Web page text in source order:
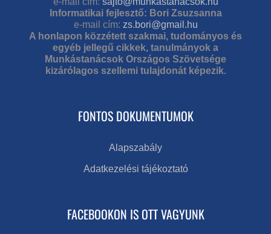
Informatikai fejlesztő: Bori Zsuzsanna
e-mail cím: zs.bori@gmail.hu
A honlapon közzétett szakmai, tudományos és
egyéb jellegű cikkek, tanulmányok a
Munkástanácsok Országos Szövetsége
kizárólagos szellemi tulajdonát képezik.
FONTOS DOKUMENTUMOK
Alapszabály
Adatkezelési tájékoztató
FACEBOOKON IS OTT VAGYUNK